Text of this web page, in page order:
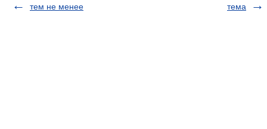
тем не менее тема